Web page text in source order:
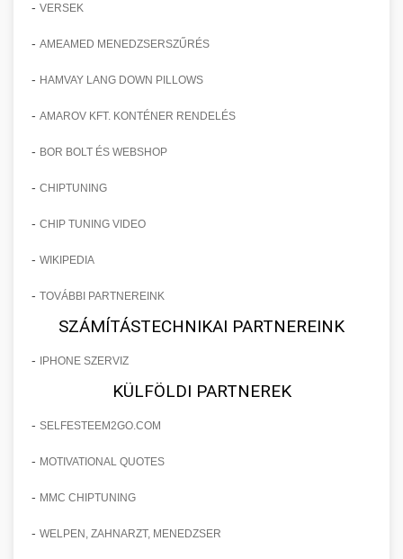
- VERSEK
- AMEAMED MENEDZSERSZŰRÉS
- HAMVAY LANG DOWN PILLOWS
- AMAROV KFT. KONTÉNER RENDELÉS
- BOR BOLT ÉS WEBSHOP
- CHIPTUNING
- CHIP TUNING VIDEO
- WIKIPEDIA
- TOVÁBBI PARTNEREINK
SZÁMÍTÁSTECHNIKAI PARTNEREINK
- IPHONE SZERVIZ
KÜLFÖLDI PARTNEREK
- SELFESTEEM2GO.COM
- MOTIVATIONAL QUOTES
- MMC CHIPTUNING
- WELPEN, ZAHNARZT, MENEDZSER